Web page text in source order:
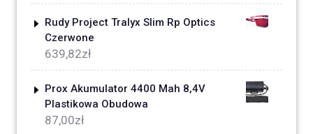
Rudy Project Tralyx Slim Rp Optics
Czerwone
639,82zł
Prox Akumulator 4400 Mah 8,4V
Plastikowa Obudowa
87,00zł